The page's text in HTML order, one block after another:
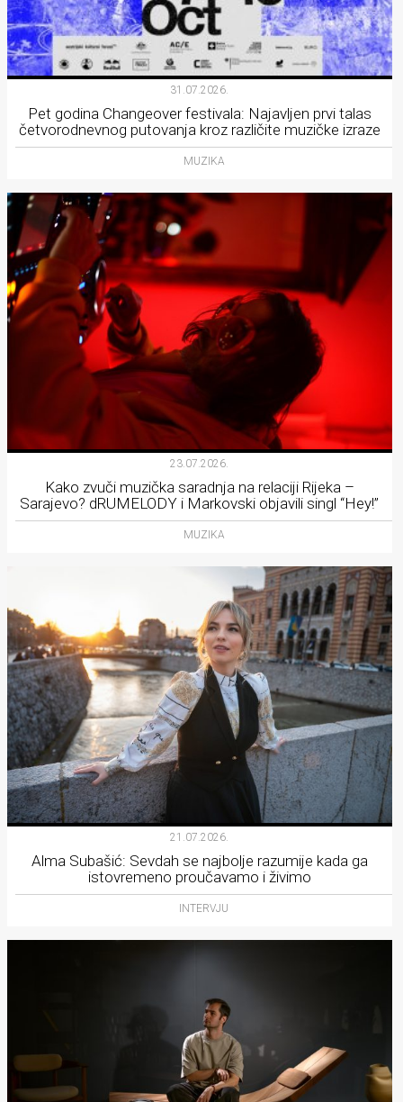
31.07.2026.
Pet godina Changeover festivala: Najavljen prvi talas
četvorodnevnog putovanja kroz različite muzičke izraze
MUZIKA
23.07.2026.
Kako zvuči muzička saradnja na relaciji Rijeka –
Sarajevo? dRUMELODY i Markovski objavili singl “Hey!”
MUZIKA
21.07.2026.
Alma Subašić: Sevdah se najbolje razumije kada ga
istovremeno proučavamo i živimo
INTERVJU